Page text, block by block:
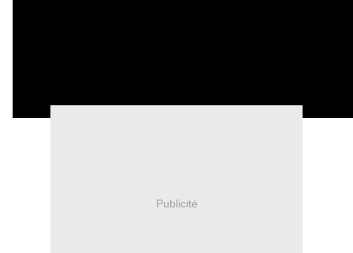
Publicité